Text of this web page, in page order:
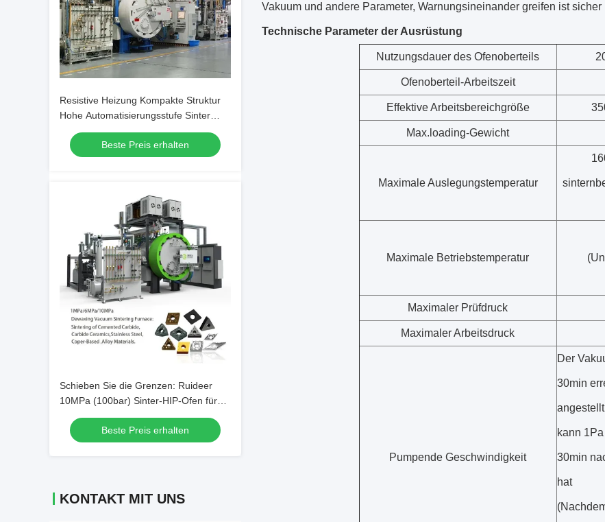
Resistive Heizung Kompakte Struktur
Hohe Automatisierungsstufe Sinter
HIP-Ofen für die Pulvermetallurgie
Beste Preis erhalten
Schieben Sie die Grenzen: Ruideer
10MPa (100bar) Sinter-HIP-Ofen für
fortgeschrittene Keramik und Carbide
Beste Preis erhalten
KONTAKT MIT UNS
Vakuum und andere Parameter, Warnungsineinander greifen ist
Technische Parameter der Ausrüstung
Nutzungsdauer des Ofenoberteils
Ofenoberteil-Arbeitszeit
Effektive Arbeitsbereichgröße
Max.loading-Gewicht
Maximale Auslegungstemperatur
Maximale Betriebstemperatur
Maximaler Prüfdruck
Maximaler Arbeitsdruck
Pumpende Geschwindigkeit
Der
30min
kann
30min
hat